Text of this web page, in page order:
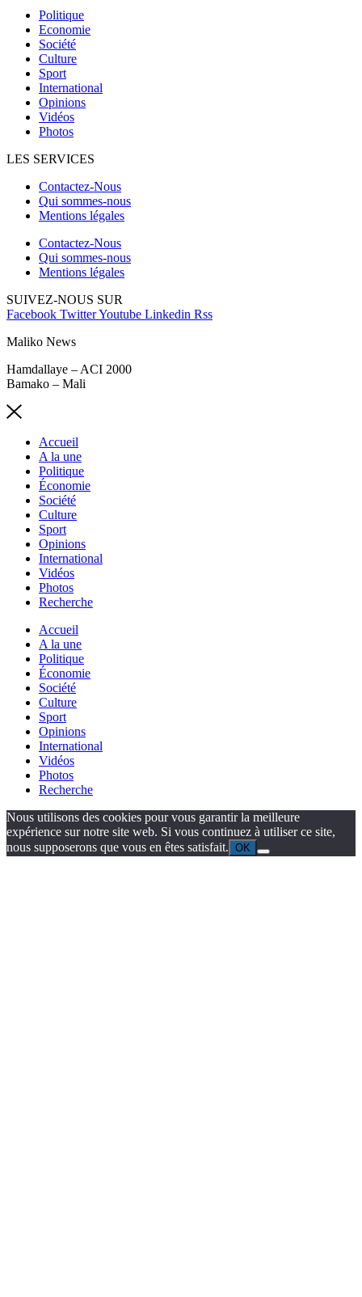
Politique
Economie
Société
Culture
Sport
International
Opinions
Vidéos
Photos
LES SERVICES
Contactez-Nous
Qui sommes-nous
Mentions légales
Contactez-Nous
Qui sommes-nous
Mentions légales
SUIVEZ-NOUS SUR
Facebook TwitterYoutube Linkedin Rss
Maliko News
Hamdallaye – ACI 2000
Bamako – Mali
Accueil
A la une
Politique
Économie
Société
Culture
Sport
Opinions
International
Vidéos
Photos
Recherche
Accueil
A la une
Politique
Économie
Société
Culture
Sport
Opinions
International
Vidéos
Photos
Recherche
Nous utilisons des cookies pour vous garantir la meilleure
expérience sur notre site web. Si vous continuez à utiliser ce site,
nous supposerons que vous en êtes satisfait. OK